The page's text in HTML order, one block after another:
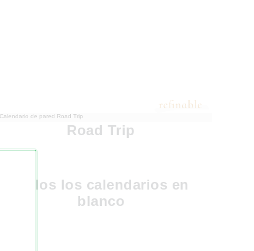
Road Trip
Todos los calendarios en
blanco